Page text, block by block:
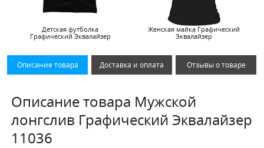
Детская футболка
Графический Эквалайзер
Женская майка Графический
Эквалайзер
Описание товара Доставка и оплата Отзывы о товаре
Описание товара Мужской
лонгслив Графический Эквалайзер
11036